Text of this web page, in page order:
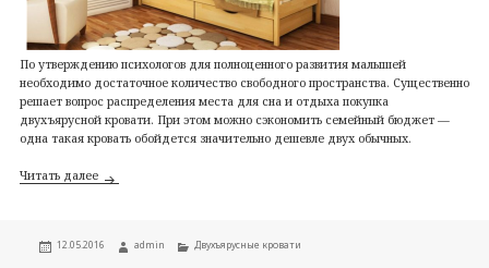
По утверждению психологов для полноценного развития малышей
необходимо достаточное количество свободного пространства. Существенно
решает вопрос распределения места для сна и отдыха покупка
двухъярусной кровати. При этом можно сэкономить семейный бюджет —
одна такая кровать обойдется значительно дешевле двух обычных.
Читать далее Как выбрать двухъярусную кровать?
Опубликовано
12.05.2016 Автор
admin Рубрики
Двухъярусные кровати